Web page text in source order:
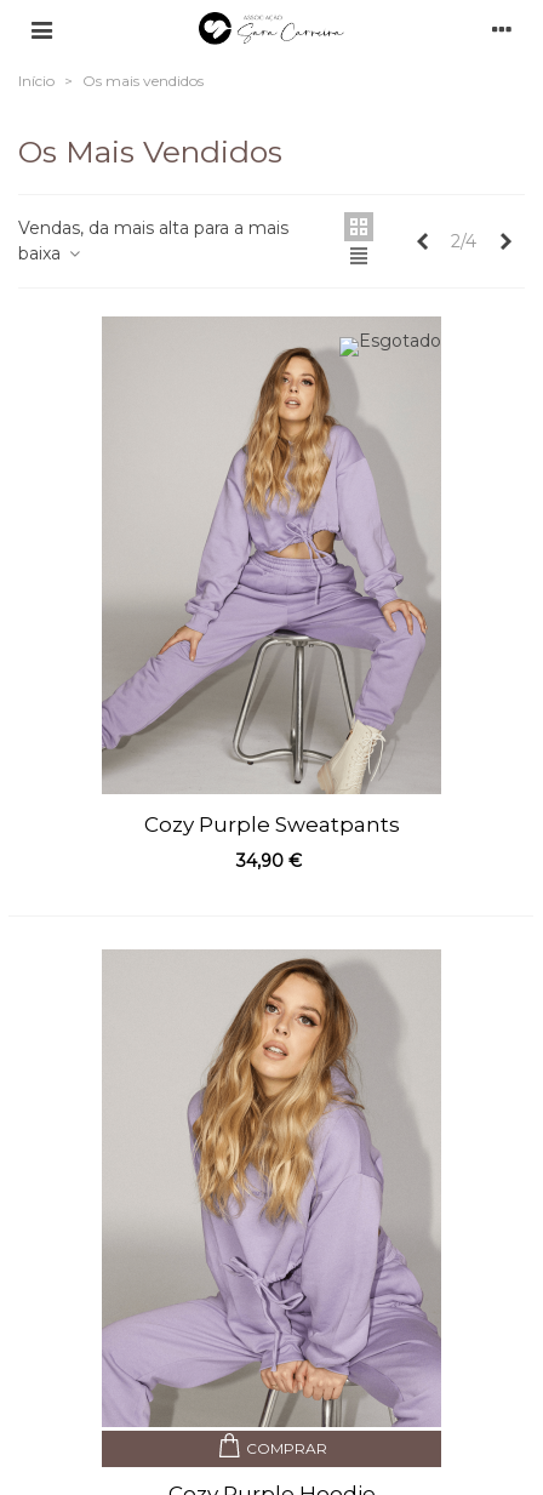
Início > Os mais vendidos
Os Mais Vendidos
Vendas, da mais alta para a mais
baixa
Anterior
2/4
Cozy Purple Sweatpants
34,90 €
COMPRAR